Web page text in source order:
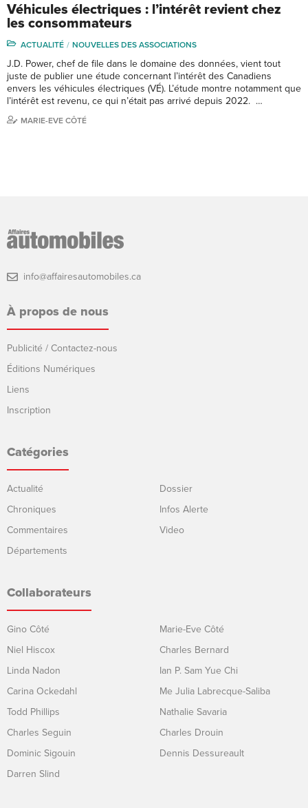
Véhicules électriques : l’intérêt revient chez
les consommateurs
ACTUALITÉ NOUVELLES DES ASSOCIATIONS
J.D. Power, chef de file dans le domaine des données, vient tout
juste de publier une étude concernant l’intérêt des Canadiens
envers les véhicules électriques (VÉ). L’étude montre notamment que
l’intérêt est revenu, ce qui n’était pas arrivé depuis 2022. …
MARIE-EVE CÔTÉ
info@affairesautomobiles.ca
À propos de nous
Publicité / Contactez-nous
Éditions Numériques
Liens
Inscription
Catégories
Actualité
Chroniques
Commentaires
Départements
Dossier
Infos Alerte
Video
Collaborateurs
Gino Côté
Niel Hiscox
Linda Nadon
Carina Ockedahl
Todd Phillips
Charles Seguin
Dominic Sigouin
Darren Slind
Marie-Eve Côté
Charles Bernard
Ian P. Sam Yue Chi
Me Julia Labrecque-Saliba
Nathalie Savaria
Charles Drouin
Dennis Dessureault